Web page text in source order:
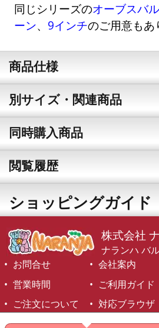
同じシリーズのオーブスバ
ーン、 9インチのご用意もあ
商品仕様
別サイズ・関連商品
同時購入商品
閲覧履歴
ショッピングガイド
株式会社
ナランハ バ
お問合せ
会社案内
営業時間
ご利用ガイド
ご注文について
対応ブラウザ
©1999-2026 NARANJA Inc.